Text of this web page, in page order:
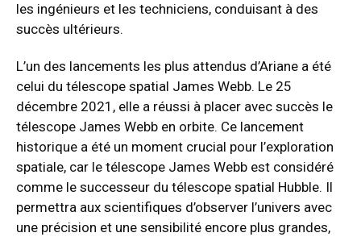
les ingénieurs et les techniciens, conduisant à des
succès ultérieurs.
L’un des lancements les plus attendus d’Ariane a été
celui du télescope spatial James Webb. Le 25
décembre 2021, elle a réussi à placer avec succès le
télescope James Webb en orbite. Ce lancement
historique a été un moment crucial pour l’exploration
spatiale, car le télescope James Webb est considéré
comme le successeur du télescope spatial Hubble. Il
permettra aux scientifiques d’observer l’univers avec
une précision et une sensibilité encore plus grandes,